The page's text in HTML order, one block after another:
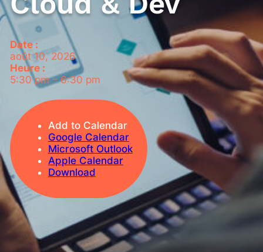
Date :
août 10, 2026
Heure :
5:30 pm–6:30 pm
Add to Calendar
Google Calendar
Microsoft Outlook
Apple Calendar
Download